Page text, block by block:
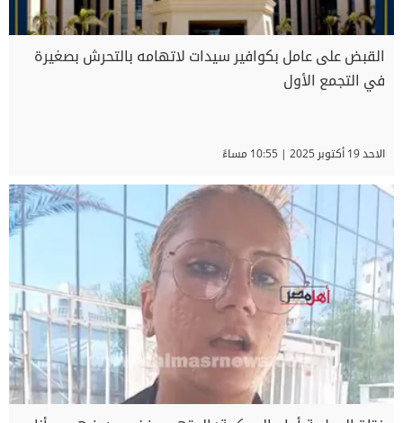
القبض على عامل بكوافير سيدات لاتهامه بالتحرش بصغيرة
في التجمع الأول
الاحد 19 أكتوبر 2025 | 10:55 مساءً